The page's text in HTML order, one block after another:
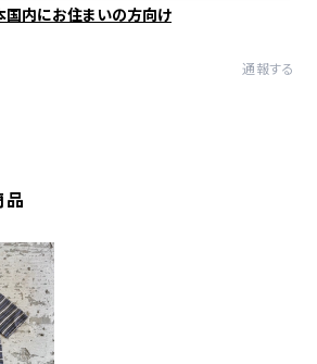
国内にお住まいの方向け
通報する
品